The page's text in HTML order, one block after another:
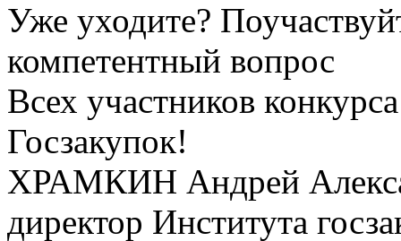
Уже уходите?
компетентный вопрос
Всех участников
Госзакупок!
ХРАМКИН Андрей
директор Института